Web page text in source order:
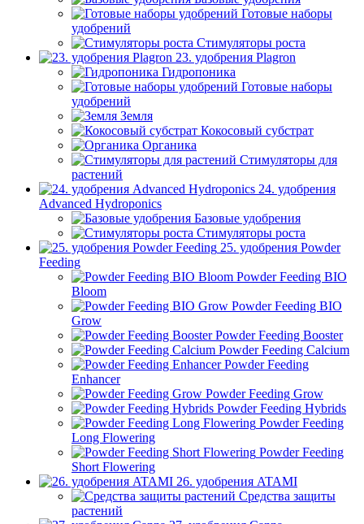
Готовые наборы
удобрений
Стимуляторы роста
23. удобрения Plagron
Гидропоника
Готовые наборы
удобрений
Земля
Кокосовый субстрат
Органика
Стимуляторы для
растений
24. удобрения
Advanced Hydroponics
Базовые удобрения
Стимуляторы роста
25. удобрения Powder
Feeding
Powder Feeding BIO
Bloom
Powder Feeding BIO
Grow
Powder Feeding Booster
Powder Feeding Calcium
Powder Feeding
Enhancer
Powder Feeding Grow
Powder Feeding Hybrids
Powder Feeding
Long Flowering
Powder Feeding
Short Flowering
26. удобрения ATAMI
Средства защиты
растений